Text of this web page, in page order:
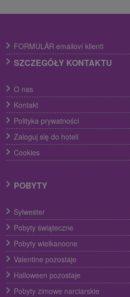
FORMULÁR emailoví klienti
SZCZEGÓŁY KONTAKTU
O nas
Kontakt
Polityka prywatności
Zaloguj się do hoteli
Cookies
POBYTY
Sylwester
Pobyty świąteczne
Pobyty wielkanocne
Valentine pozostaje
Halloween pozostaje
Pobyty zimowe narciarskie